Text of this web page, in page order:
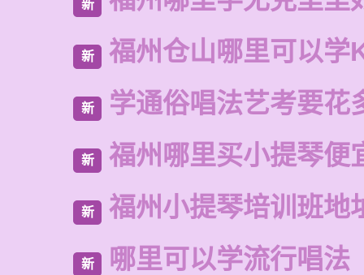
新
新 福州仓山哪里可以学
新 学通俗唱法艺考要花
新 福州哪里买小提琴便
新 福州小提琴培训班地
新 哪里可以学流行唱法